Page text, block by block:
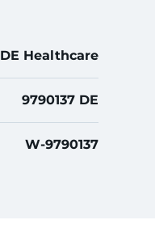
DE Healthcare
9790137 DE
W-9790137